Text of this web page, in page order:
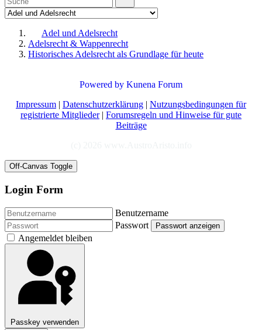
Adel und Adelsrecht
Adelsrecht & Wappenrecht
Historisches Adelsrecht als Grundlage für heute
Powered by Kunena Forum
Impressum | Datenschutzerklärung | Nutzungsbedingungen für
registrierte Mitglieder| Forumsregeln und Hinweise für gute
Beiträge
Off-Canvas Toggle
Login Form
Benutzername
Passwort
Passwort anzeigen
Angemeldet bleiben
Passkey verwenden